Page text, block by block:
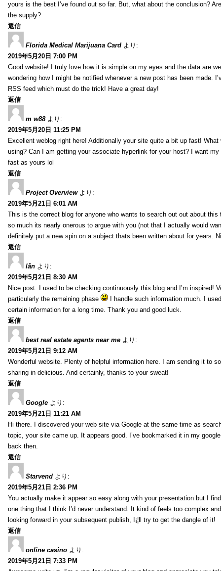
yours is the best I’ve found out so far. But, what about the conclusion?
the supply?
返信
Florida Medical Marijuana Card より:
2019年5月20日 7:00 PM
Good website! I truly love how it is simple on my eyes and the data are
wondering how I might be notified whenever a new post has been made.
RSS feed which must do the trick! Have a great day!
返信
m w88 より:
2019年5月20日 11:25 PM
Excellent weblog right here! Additionally your site quite a bit up fast! What
using? Can I am getting your associate hyperlink for your host? I want
fast as yours lol
返信
Project Overview より:
2019年5月21日 6:01 AM
This is the correct blog for anyone who wants to search out out about this
so much its nearly onerous to argue with you (not that I actually would
definitely put a new spin on a subject thats been written about for years.
返信
lån より:
2019年5月21日 8:30 AM
Nice post. I used to be checking continuously this blog and I’m inspired!
particularly the remaining phase
I handle such information much. I
certain information for a long time. Thank you and good luck.
返信
best real estate agents near me より:
2019年5月21日 9:12 AM
Wonderful website. Plenty of helpful information here. I am sending it to
sharing in delicious. And certainly, thanks to your sweat!
返信
Google より:
2019年5月21日 11:21 AM
Hi there. I discovered your web site via Google at the same time as
topic, your site came up. It appears good. I’ve bookmarked it in my
back then.
返信
Starvend より:
2019年5月21日 2:36 PM
You actually make it appear so easy along with your presentation but I
one thing that I think I’d never understand. It kind of feels too complex
looking forward in your subsequent publish, I¡¦ll try to get the dangle of it!
返信
online casino より:
2019年5月21日 7:33 PM